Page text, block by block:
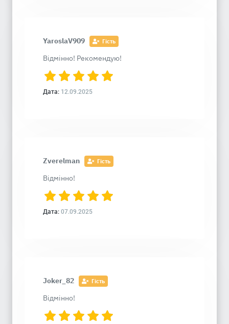
YaroslaV909 Гість
Відмінно! Рекомендую!
Дата: 12.09.2025
Zverelman Гість
Відмінно!
Дата: 07.09.2025
Joker_82 Гість
Відмінно!